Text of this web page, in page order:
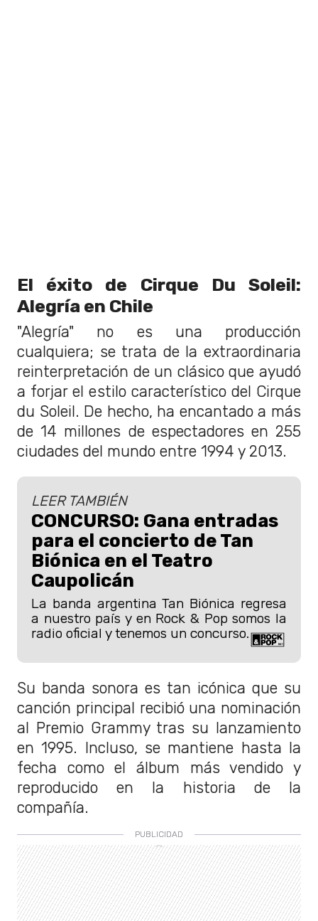
El éxito de Cirque Du Soleil:
Alegría en Chile
"Alegría" no es una producción
cualquiera; se trata de la extraordinaria
reinterpretación de un clásico que ayudó
a forjar el estilo característico del Cirque
du Soleil. De hecho, ha encantado a más
de 14 millones de espectadores en 255
ciudades del mundo entre 1994 y 2013.
LEER TAMBIÉN
CONCURSO: Gana entradas
para el concierto de Tan
Biónica en el Teatro
Caupolicán
La banda argentina Tan Biónica regresa
a nuestro país y en Rock & Pop somos la
radio oficial y tenemos un concurso.
Su banda sonora es tan icónica que su
canción principal recibió una nominación
al Premio Grammy tras su lanzamiento
en 1995. Incluso, se mantiene hasta la
fecha como el álbum más vendido y
reproducido en la historia de la
compañía.